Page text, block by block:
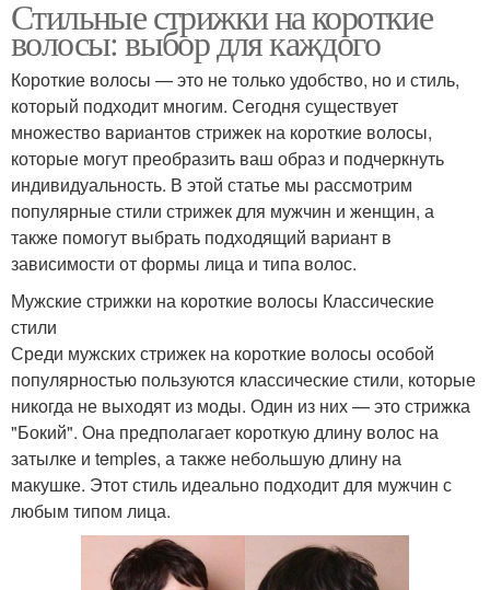
Стильные стрижки на короткие
волосы: выбор для каждого
Короткие волосы — это не только удобство, но и стиль,
который подходит многим. Сегодня существует
множество вариантов стрижек на короткие волосы,
которые могут преобразить ваш образ и подчеркнуть
индивидуальность. В этой статье мы рассмотрим
популярные стили стрижек для мужчин и женщин, а
также помогут выбрать подходящий вариант в
зависимости от формы лица и типа волос.
Мужские стрижки на короткие волосы Классические
стили
Среди мужских стрижек на короткие волосы особой
популярностью пользуются классические стили, которые
никогда не выходят из моды. Один из них — это стрижка
"Бокий". Она предполагает короткую длину волос на
затылке и temples, а также небольшую длину на
макушке. Этот стиль идеально подходит для мужчин с
любым типом лица.